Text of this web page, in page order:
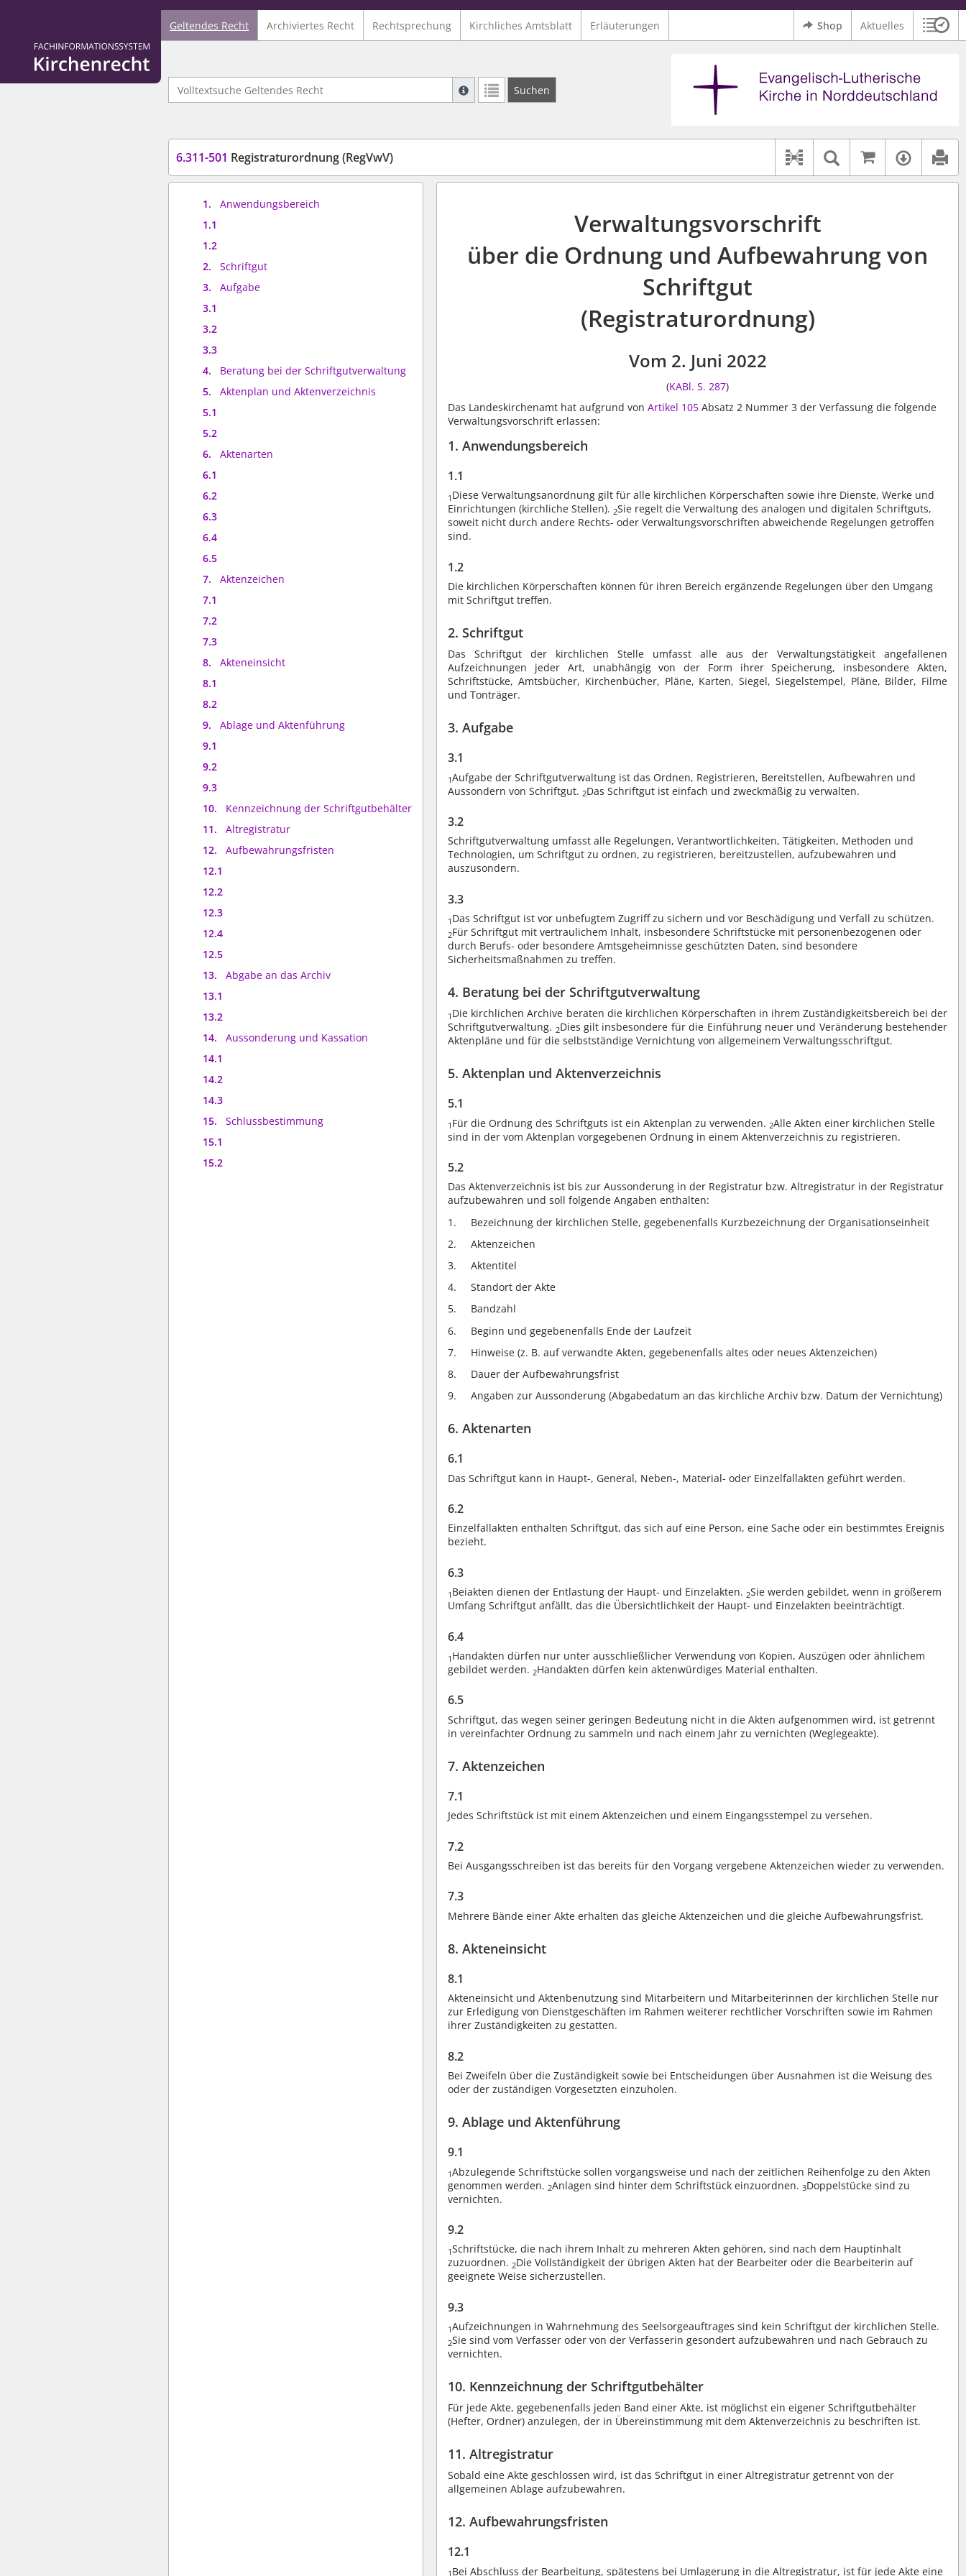
Logo Fachinformationssystem Kirchenrecht
Geltendes Recht Archiviertes Recht Rechtsprechung Kirchliches Amtsblatt Erläuterungen Shop Aktuelles
Volltextsuche Geltendes Recht
Suche mit Platzhalter "*", Bsp. Pfarrer*, findet auch: "Pfarrerinitiative" oder "Pfarrerausschuss".
Suchen
6.311-501 Registraturordnung (RegVwV)
Dokument-Beziehungen
Textsuche im
Auf
1.
Anwendungsbereich
1.1
1.2
2.
Schriftgut
3.
Aufgabe
3.1
3.2
3.3
4.
Beratung bei der Schriftgutverwaltung
5.
Aktenplan und Aktenverzeichnis
5.1
5.2
6.
Aktenarten
6.1
6.2
6.3
6.4
6.5
7.
Aktenzeichen
7.1
7.2
7.3
8.
Akteneinsicht
8.1
8.2
9.
Ablage und Aktenführung
9.1
9.2
9.3
10.
Kennzeichnung der Schriftgutbehälter
11.
Altregistratur
12.
Aufbewahrungsfristen
12.1
12.2
12.3
12.4
12.5
13.
Abgabe an das Archiv
13.1
13.2
14.
Aussonderung und Kassation
14.1
14.2
14.3
15.
Schlussbestimmung
15.1
15.2
Verwaltungsvorschrift
über die Ordnung und Aufbewahrung von
Schriftgut
(Registraturordnung)
Vom 2. Juni 2022
(KABl. S. 287)
Das Landeskirchenamt hat aufgrund von Artikel 105 Absatz 2 Nummer 3 der Verfassung die folgende
Verwaltungsvorschrift erlassen:
1. Anwendungsbereich
1.1
1 Diese Verwaltungsanordnung gilt für alle kirchlichen Körperschaften sowie ihre Dienste, Werke und
Einrichtungen (kirchliche Stellen). 2Sie regelt die Verwaltung des analogen und digitalen Schriftguts,
soweit nicht durch andere Rechts- oder Verwaltungsvorschriften abweichende Regelungen getroffen
sind.
1.2
Die kirchlichen Körperschaften können für ihren Bereich ergänzende Regelungen über den Umgang
mit Schriftgut treffen.
2. Schriftgut
Das Schriftgut der kirchlichen Stelle umfasst alle aus der Verwaltungstätigkeit angefallenen
Aufzeichnungen jeder Art, unabhängig von der Form ihrer Speicherung, insbesondere Akten,
Schriftstücke, Amtsbücher, Kirchenbücher, Pläne, Karten, Siegel, Siegelstempel, Pläne, Bilder, Filme
und Tonträger.
3. Aufgabe
3.1
1Aufgabe der Schriftgutverwaltung ist das Ordnen, Registrieren, Bereitstellen, Aufbewahren und
Aussondern von Schriftgut. 2Das Schriftgut ist einfach und zweckmäßig zu verwalten.
3.2
Schriftgutverwaltung umfasst alle Regelungen, Verantwortlichkeiten, Tätigkeiten, Methoden und
Technologien, um Schriftgut zu ordnen, zu registrieren, bereitzustellen, aufzubewahren und
auszusondern.
3.3
1 Das Schriftgut ist vor unbefugtem Zugriff zu sichern und vor Beschädigung und Verfall zu schützen.
2Für Schriftgut mit vertraulichem Inhalt, insbesondere Schriftstücke mit personenbezogenen oder
durch Berufs- oder besondere Amtsgeheimnisse geschützten Daten, sind besondere
Sicherheitsmaßnahmen zu treffen.
4. Beratung bei der Schriftgutverwaltung
1 Die kirchlichen Archive beraten die kirchlichen Körperschaften in ihrem Zuständigkeitsbereich bei der
Schriftgutverwaltung. 2Dies gilt insbesondere für die Einführung neuer und Veränderung bestehender
Aktenpläne und für die selbstständige Vernichtung von allgemeinem Verwaltungsschriftgut.
5. Aktenplan und Aktenverzeichnis
5.1
1 Für die Ordnung des Schriftguts ist ein Aktenplan zu verwenden. 2Alle Akten einer kirchlichen Stelle
sind in der vom Aktenplan vorgegebenen Ordnung in einem Aktenverzeichnis zu registrieren.
5.2
Das Aktenverzeichnis ist bis zur Aussonderung in der Registratur bzw. Altregistratur in der Registratur
aufzubewahren und soll folgende Angaben enthalten:
Bezeichnung der kirchlichen Stelle, gegebenenfalls Kurzbezeichnung der Organisationseinheit
Aktenzeichen
Aktentitel
Standort der Akte
Bandzahl
Beginn und gegebenenfalls Ende der Laufzeit
Hinweise (z. B. auf verwandte Akten, gegebenenfalls altes oder neues Aktenzeichen)
Dauer der Aufbewahrungsfrist
Angaben zur Aussonderung (Abgabedatum an das kirchliche Archiv bzw. Datum der Vernichtung)
6. Aktenarten
6.1
Das Schriftgut kann in Haupt-, General, Neben-, Material- oder Einzelfallakten geführt werden.
6.2
Einzelfallakten enthalten Schriftgut, das sich auf eine Person, eine Sache oder ein bestimmtes Ereignis
bezieht.
6.3
1 Beiakten dienen der Entlastung der Haupt- und Einzelakten. 2Sie werden gebildet, wenn in größerem
Umfang Schriftgut anfällt, das die Übersichtlichkeit der Haupt- und Einzelakten beeinträchtigt.
6.4
1 Handakten dürfen nur unter ausschließlicher Verwendung von Kopien, Auszügen oder ähnlichem
gebildet werden. 2Handakten dürfen kein aktenwürdiges Material enthalten.
6.5
Schriftgut, das wegen seiner geringen Bedeutung nicht in die Akten aufgenommen wird, ist getrennt
in vereinfachter Ordnung zu sammeln und nach einem Jahr zu vernichten (Weglegeakte).
7. Aktenzeichen
7.1
Jedes Schriftstück ist mit einem Aktenzeichen und einem Eingangsstempel zu versehen.
7.2
Bei Ausgangsschreiben ist das bereits für den Vorgang vergebene Aktenzeichen wieder zu verwenden.
7.3
Mehrere Bände einer Akte erhalten das gleiche Aktenzeichen und die gleiche Aufbewahrungsfrist.
8. Akteneinsicht
8.1
Akteneinsicht und Aktenbenutzung sind Mitarbeitern und Mitarbeiterinnen der kirchlichen Stelle nur
zur Erledigung von Dienstgeschäften im Rahmen weiterer rechtlicher Vorschriften sowie im Rahmen
ihrer Zuständigkeiten zu gestatten.
8.2
Bei Zweifeln über die Zuständigkeit sowie bei Entscheidungen über Ausnahmen ist die Weisung des
oder der zuständigen Vorgesetzten einzuholen.
9. Ablage und Aktenführung
9.1
1Abzulegende Schriftstücke sollen vorgangsweise und nach der zeitlichen Reihenfolge zu den Akten
genommen werden. 2Anlagen sind hinter dem Schriftstück einzuordnen.3Doppelstücke sind zu
vernichten.
9.2
1Schriftstücke, die nach ihrem Inhalt zu mehreren Akten gehören, sind nach dem Hauptinhalt
zuzuordnen. 2Die Vollständigkeit der übrigen Akten hat der Bearbeiter oder die Bearbeiterin auf
geeignete Weise sicherzustellen.
9.3
1Aufzeichnungen in Wahrnehmung des Seelsorgeauftrages sind kein Schriftgut der kirchlichen Stelle.
2Sie sind vom Verfasser oder von der Verfasserin gesondert aufzubewahren und nach Gebrauch zu
vernichten.
10. Kennzeichnung der Schriftgutbehälter
Für jede Akte, gegebenenfalls jeden Band einer Akte, ist möglichst ein eigener Schriftgutbehälter
(Hefter, Ordner) anzulegen, der in Übereinstimmung mit dem Aktenverzeichnis zu beschriften ist.
11. Altregistratur
Sobald eine Akte geschlossen wird, ist das Schriftgut in einer Altregistratur getrennt von der
allgemeinen Ablage aufzubewahren.
12. Aufbewahrungsfristen
12.1
Bei Abschluss der Bearbeitung, spätestens bei Umlagerung in die Altregistratur, ist für jede Akte eine